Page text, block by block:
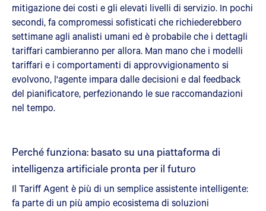
mitigazione dei costi e gli elevati livelli di servizio. In pochi
secondi, fa compromessi sofisticati che richiederebbero
settimane agli analisti umani ed è probabile che i dettagli
tariffari cambieranno per allora. Man mano che i modelli
tariffari e i comportamenti di approvvigionamento si
evolvono, l'agente impara dalle decisioni e dal feedback
del pianificatore, perfezionando le sue raccomandazioni
nel tempo.
Perché funziona: basato su una piattaforma di
intelligenza artificiale pronta per il futuro
Il Tariff Agent è più di un semplice assistente intelligente:
fa parte di un più ampio ecosistema di soluzioni